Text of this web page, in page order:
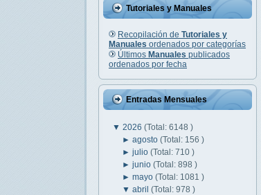
Tutoriales y Manuales
Recopilación de Tutoriales y
Manuales ordenados por categorías
Últimos Manuales publicados
ordenados por fecha
Entradas Mensuales
▼ 2026 (Total: 6148 )
►agosto(Total: 156 )
►julio(Total: 710 )
►junio(Total: 898 )
►mayo(Total: 1081 )
▼abril(Total: 978 )